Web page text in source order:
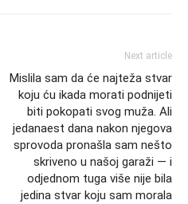
Next article
Mislila sam da će najteža stvar
koju ću ikada morati podnijeti
biti pokopati svog muža. Ali
jedanaest dana nakon njegova
sprovoda pronašla sam nešto
skriveno u našoj garaži — i
odjednom tuga više nije bila
jedina stvar koju sam morala